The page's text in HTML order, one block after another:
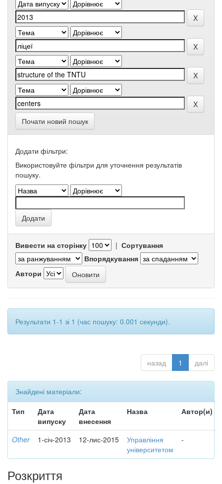
Почати новий пошук
Додати фільтри:
Використовуйте фільтри для уточнення результатів
пошуку.
Вивести на сторінку | Сортування
Впорядкування
Автори
Результати 1-1 зі 1 (час пошуку: 0.001 секунди).
назад 1 далі
Знайдені матеріали:
Тип
Дата
випуску
Дата
внесення
Назва Автор(и)
Other 1-січ-2013 12-лис-2015
Управління
університетом
-
Розкриття